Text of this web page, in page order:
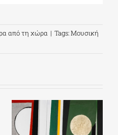
από τη χώρα | Tags:Μουσική